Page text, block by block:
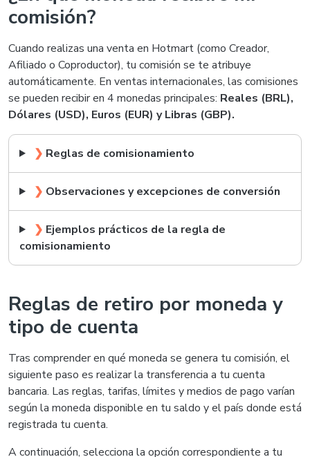
comisión?
Cuando realizas una venta en Hotmart (como Creador,
Afiliado o Coproductor), tu comisión se te atribuye
automáticamente. En ventas internacionales, las comisiones
se pueden recibir en 4 monedas principales: Reales (BRL),
Dólares (USD), Euros (EUR) y Libras (GBP).
❯ Reglas de comisionamiento
❯ Observaciones y excepciones de conversión
❯ Ejemplos prácticos de la regla de
comisionamiento
Reglas de retiro por moneda y
tipo de cuenta
Tras comprender en qué moneda se genera tu comisión, el
siguiente paso es realizar la transferencia a tu cuenta
bancaria. Las reglas, tarifas, límites y medios de pago varían
según la moneda disponible en tu saldo y el país donde está
registrada tu cuenta.
A continuación, selecciona la opción correspondiente a tu